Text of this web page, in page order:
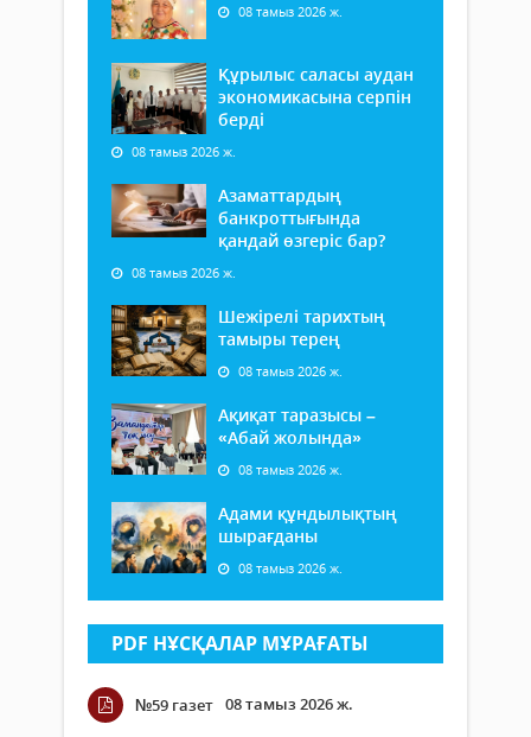
08 тамыз 2026 ж.
Құрылыс саласы аудан
экономикасына серпін
берді
08 тамыз 2026 ж.
Азаматтардың
банкроттығында
қандай өзгеріс бар?
08 тамыз 2026 ж.
Шежірелі тарихтың
тамыры терең
08 тамыз 2026 ж.
Ақиқат таразысы –
«Абай жолында»
08 тамыз 2026 ж.
Адами құндылықтың
шырағданы
08 тамыз 2026 ж.
PDF НҰСҚАЛАР МҰРАҒАТЫ
№59 газет 08 тамыз 2026 ж.